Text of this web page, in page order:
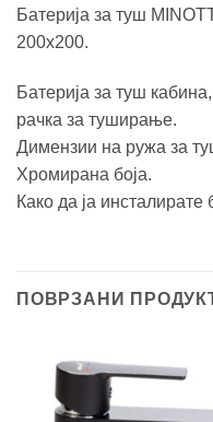
Батерија за туш
200х200.
Батерија за туш
рачка за туширање.
Димензии на ружа за
Хромирана боја.
Како да ја инсталирате
ПОВРЗАНИ